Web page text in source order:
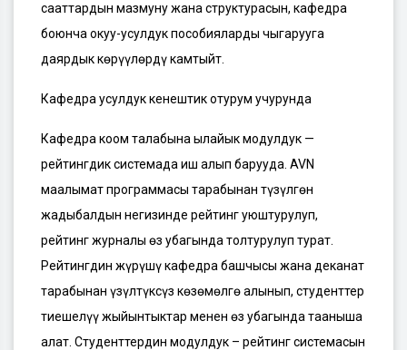
сааттардын мазмуну жана структурасын, кафедра
боюнча окуу-усулдук пособияларды чыгарууга
даярдык көрүүлөрдү камтыйт.
Кафедра усулдук кенештик отурум учурунда
Кафедра коом талабына ылайык модулдук —
рейтингдик системада иш алып барууда. AVN
маалымат программасы тарабынан түзүлгөн
жадыбалдын негизинде рейтинг уюштурулуп,
рейтинг журналы өз убагында толтурулуп турат.
Рейтингдин жүрүшү кафедра башчысы жана деканат
тарабынан үзүлтүксүз көзөмөлгө алынып, студенттер
тиешелүү жыйынтыктар менен өз убагында тааныша
алат. Студенттердин модулдук – рейтинг системасын